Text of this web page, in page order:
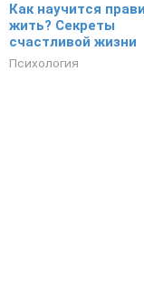
Как научится
жить? Секреты
счастливой жизни
Психология